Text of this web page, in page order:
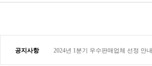
공지사항 2024년 1분기 우수판매업체 선정 안내